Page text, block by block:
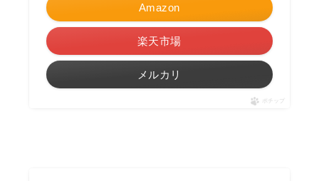
Amazon
楽天市場
メルカリ
ポチップ